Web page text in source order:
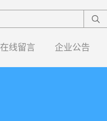
在线留言 企业公告